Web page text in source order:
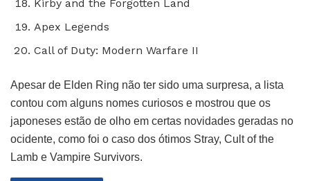
Kirby and the Forgotten Land
Apex Legends
Call of Duty: Modern Warfare II
Apesar de Elden Ring não ter sido uma surpresa, a lista
contou com alguns nomes curiosos e mostrou que os
japoneses estão de olho em certas novidades geradas no
ocidente, como foi o caso dos ótimos Stray, Cult of the
Lamb e Vampire Survivors.